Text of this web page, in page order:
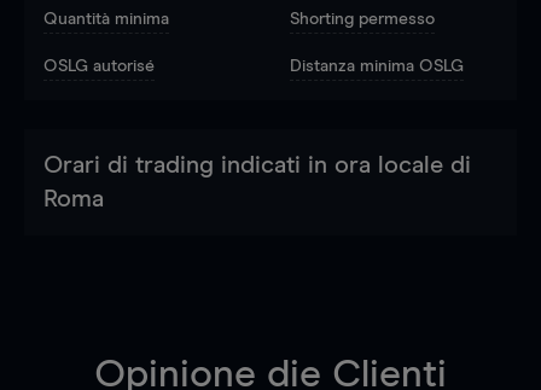
Quantità minima Shorting permesso
OSLG autorisé Distanza minima OSLG
Orari di trading indicati in ora locale di
Roma
Opinione die Clienti